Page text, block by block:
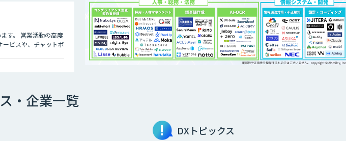
す。 営業活動の高度
ビスや、チャットボ
・企業一覧
DXトピックス